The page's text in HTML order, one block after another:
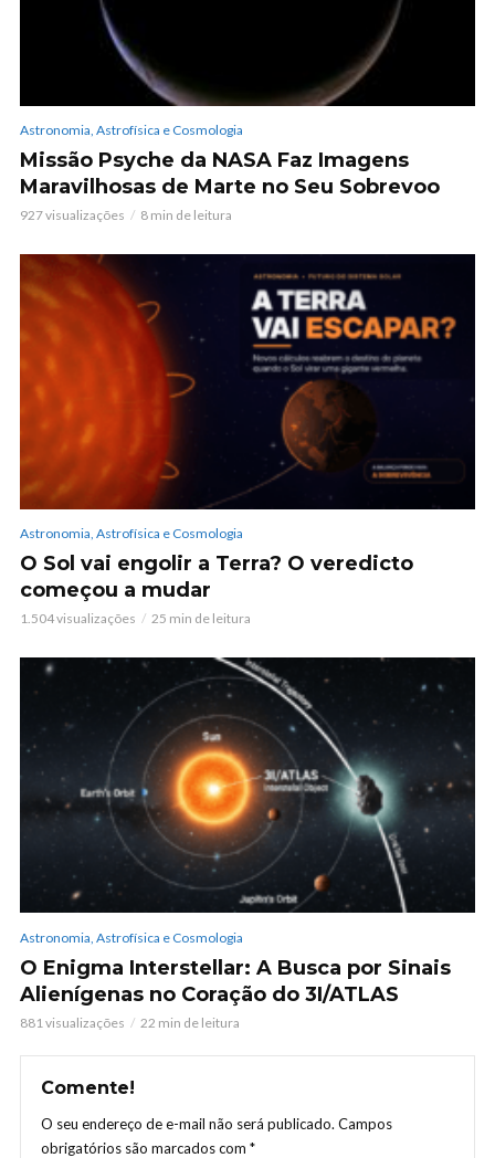
Astronomia, Astrofísica e Cosmologia
Missão Psyche da NASA Faz Imagens
Maravilhosas de Marte no Seu Sobrevoo
927 visualizações 8 min de leitura
Astronomia, Astrofísica e Cosmologia
O Sol vai engolir a Terra? O veredicto
começou a mudar
1.504 visualizações 25 min de leitura
Astronomia, Astrofísica e Cosmologia
O Enigma Interstellar: A Busca por Sinais
Alienígenas no Coração do 3I/ATLAS
881 visualizações 22 min de leitura
Comente!
O seu endereço de e-mail não será publicado. Campos
obrigatórios são marcados com *